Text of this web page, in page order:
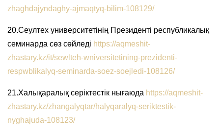
zhaghdajyndaghy-ajmaqtyq-bilim-108129/
20.Сеултех университетінің Президенті республикалық
семинарда сөз сөйледі https://aqmeshit-
zhastary.kz/it/sewlteh-wniversitetining-prezidenti-
respwblikalyq-seminarda-soez-soejledi-108126/
21.Халықаралық серіктестік нығаюда https://aqmeshit-
zhastary.kz/zhangalyqtar/halyqaralyq-seriktestik-
nyghajuda-108123/